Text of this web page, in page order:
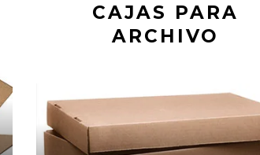
CAJAS PARA
ARCHIVO